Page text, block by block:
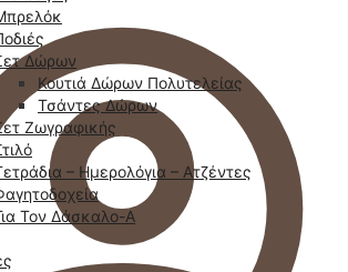
Δώρων
Κουτιά Δώρων Πολυτελείας
Τσάντες Δώρων
Ζωγραφικής
– Ημερολόγια – Ατζέντες
Τον Δάσκαλο-Α